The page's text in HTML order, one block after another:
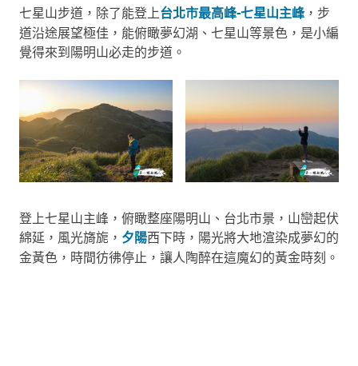
七星山步道，除了能登上台北市最高峰-七星山主峰，步
道沿途展望極佳，能俯瞰夢幻湖、七星山等景色，是小編
覺得來到陽明山必走的步道。
登上七星山主峰，俯瞰整座陽明山、台北市景，山巒起伏
綿延，風光旖旎， 夕陽西下時，陽光將大地渲染成夢幻的
金黃色，時間彷彿停止，讓人陶醉在這魔幻的黃金時刻。